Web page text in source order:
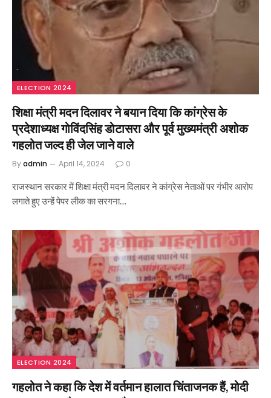
ELECTION 2024
शिक्षा मंत्री मदन दिलावर ने बयान दिया कि कांग्रेस के
प्रदेशाध्यक्ष गोविंदसिंह डोटासरा और पूर्व मुख्यमंत्री अशोक
गहलोत जल्द ही जेल जाने वाले
Byadmin April 14, 2024 0
राजस्थान सरकार में शिक्षा मंत्री मदन दिलावर ने कांग्रेस नेताओं पर गंभीर आरोप
लगाते हुए उन्हें पेपर लीक का सरगना…
ELECTION 2024
गहलोत ने कहा कि देश में वर्तमान हालात चिंताजनक हैं, मोदी